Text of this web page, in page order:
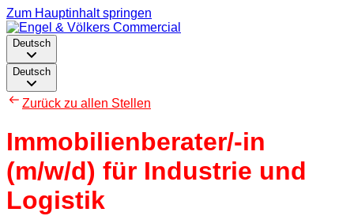
Zum Hauptinhalt springen
Deutsch
Deutsch
Zurück zu allen Stellen
Immobilienberater/-in
(m/w/d) für Industrie und
Logistik